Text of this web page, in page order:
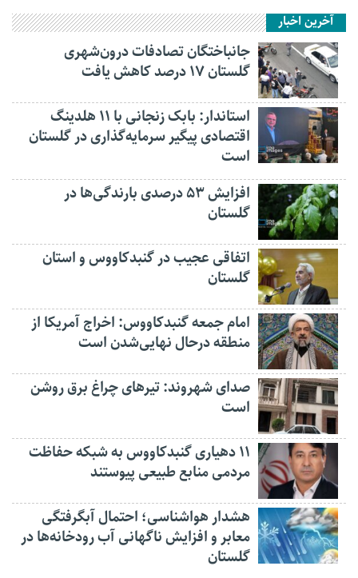
آخرین اخبار
جانباختگان تصادفات درون‌شهری
گلستان ۱۷ درصد کاهش یافت
استاندار: بابک زنجانی با ۱۱ هلدینگ
اقتصادی پیگیر سرمایه‌گذاری در گلستان
است
افزایش ۵۳ درصدی بارندگی‌ها در
گلستان
اتفاقی عجیب در‌ گنبدکاووس و استان
گلستان
امام جمعه گنبدکاووس: اخراج آمریکا از
منطقه درحال نهایی‌شدن است
صدای شهروند: تیرهای چراغ برق روشن
است
۱۱ دهیاری گنبدکاووس به شبکه حفاظت
مردمی منابع طبیعی پیوستند
هشدار هواشناسی؛ احتمال آبگرفتگی
معابر و افزایش ناگهانی آب رودخانه‌ها در
گلستان